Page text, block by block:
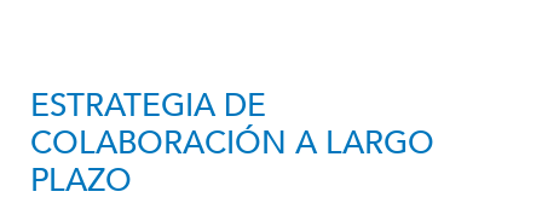
ESTRATEGIA DE
COLABORACIÓN A LARGO
PLAZO